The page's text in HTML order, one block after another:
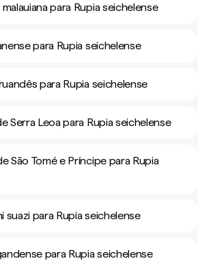
para Rupia seichelense
para Rupia seichelense
para Rupia seichelense
Serra Leoa para Rupia seichelense
São Tomé e Príncipe para Rupia
suazi para Rupia seichelense
para Rupia seichelense